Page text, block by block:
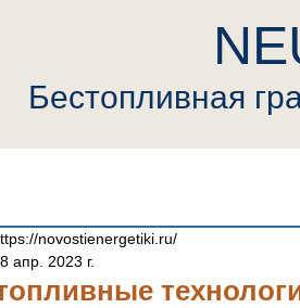
Бестопливная
novostienergetiki.ru/
апр. 2023 г.